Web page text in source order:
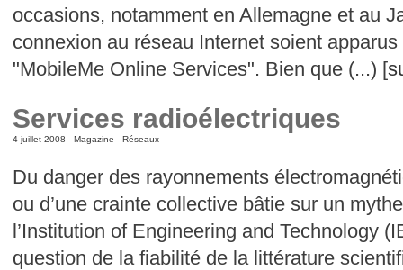
occasions, notamment en Allemagne et au
connexion au réseau Internet soient
"MobileMe Online Services". Bien que (...) [
Services radioélectriques
4 juillet 2008 - Magazine - Réseaux
Du danger des rayonnements
ou d’une crainte collective bâtie sur un
l’Institution of Engineering and Technology
question de la fiabilité de la littérature